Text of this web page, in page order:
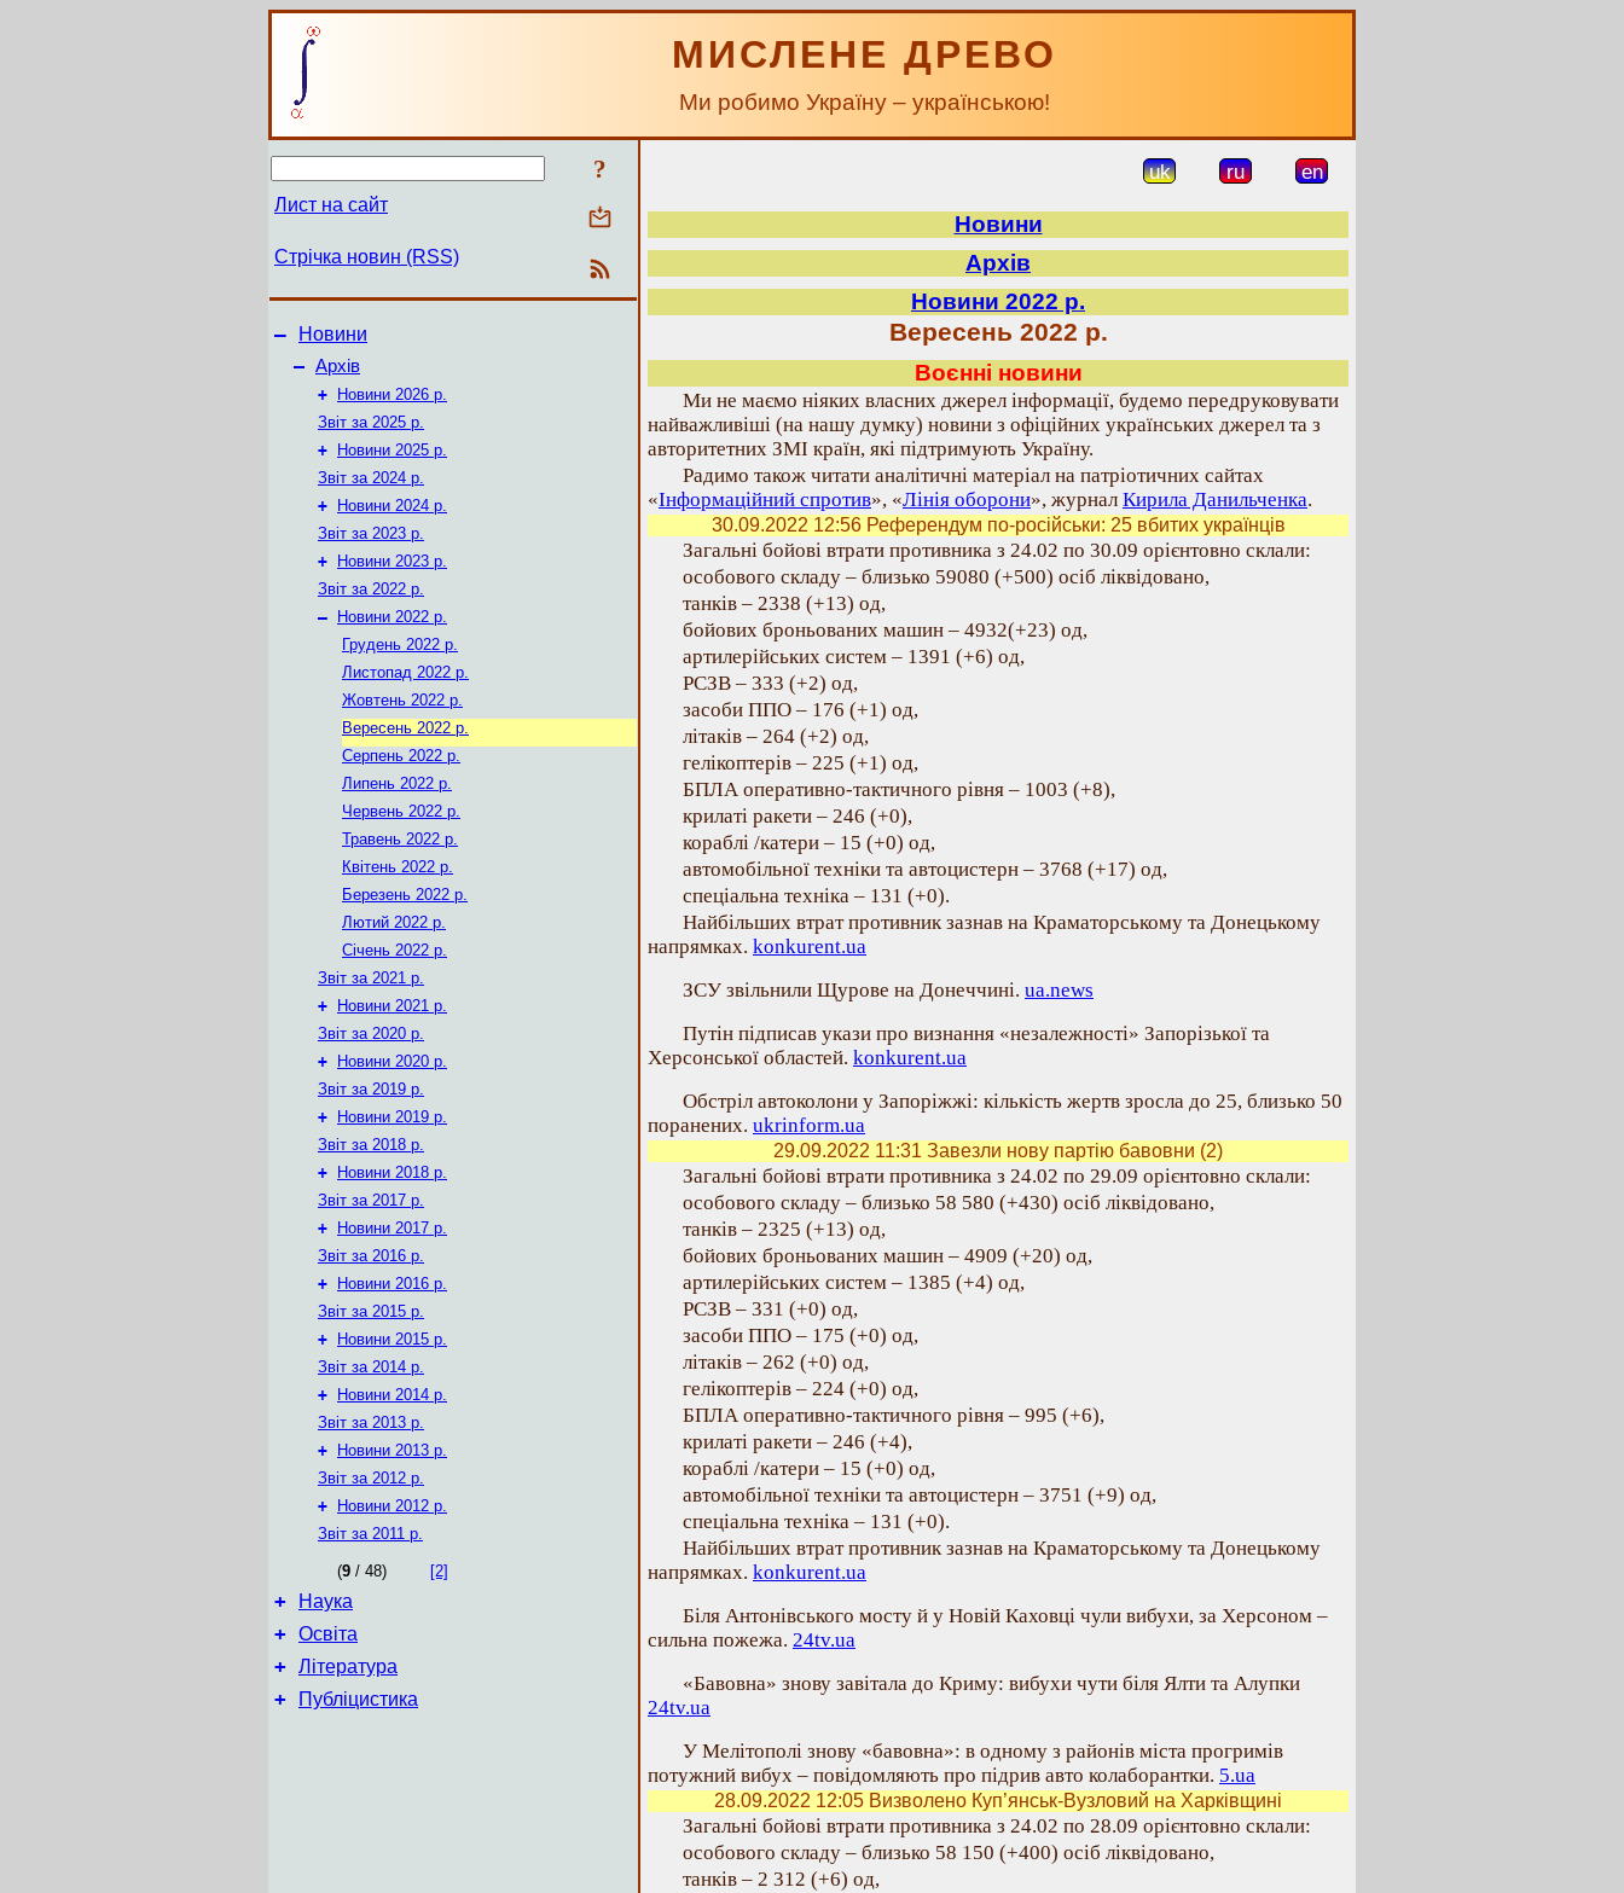
МИСЛЕНЕ ДРЕВО
Ми робимо Україну – українською!
?
Лист на сайт
Стрічка новин (RSS)
–
Новини
– Архів
+
Новини 2026 р.
Звіт за 2025 р.
+
Новини 2025 р.
Звіт за 2024 р.
+
Новини 2024 р.
Звіт за 2023 р.
+
Новини 2023 р.
Звіт за 2022 р.
–
Новини 2022 р.
Грудень 2022 р.
Листопад 2022 р.
Жовтень 2022 р.
Вересень 2022 р.
Серпень 2022 р.
Липень 2022 р.
Червень 2022 р.
Травень 2022 р.
Квітень 2022 р.
Березень 2022 р.
Лютий 2022 р.
Січень 2022 р.
Звіт за 2021 р.
+
Новини 2021 р.
Звіт за 2020 р.
+
Новини 2020 р.
Звіт за 2019 р.
+
Новини 2019 р.
Звіт за 2018 р.
+
Новини 2018 р.
Звіт за 2017 р.
+
Новини 2017 р.
Звіт за 2016 р.
+
Новини 2016 р.
Звіт за 2015 р.
+
Новини 2015 р.
Звіт за 2014 р.
+
Новини 2014 р.
Звіт за 2013 р.
+
Новини 2013 р.
Звіт за 2012 р.
+
Новини 2012 р.
Звіт за 2011 р.
(9 / 48) [2]
+ Наука
+ Освіта
+ Література
+ Публіцистика
uk ru en
Новини
Архів
Новини 2022 р.
Вересень 2022 р.
Воєнні новини
Ми не маємо ніяких власних джерел інформації, будемо передруковувати
найважливіші (на нашу думку) новини з офіційних українських джерел та з
авторитетних ЗМІ країн, які підтримують Україну.
Радимо також читати аналітичні матеріал на патріотичних сайтах
«Інформаційний спротив», «Лінія оборони», журнал Кирила Данильченка.
30.09.2022 12:56Референдум по-російськи: 25 вбитих українців
Загальні бойові втрати противника з 24.02 по 30.09 орієнтовно склали:
особового складу ‒ близько 59080 (+500) осіб ліквідовано,
танків ‒ 2338 (+13) од,
бойових броньованих машин ‒ 4932(+23) од,
артилерійських систем – 1391 (+6) од,
РСЗВ – 333 (+2) од,
засоби ППО ‒ 176 (+1) од,
літаків – 264 (+2) од,
гелікоптерів – 225 (+1) од,
БПЛА оперативно-тактичного рівня – 1003 (+8),
крилаті ракети ‒ 246 (+0),
кораблі /катери ‒ 15 (+0) од,
автомобільної техніки та автоцистерн – 3768 (+17) од,
спеціальна техніка ‒ 131 (+0).
Найбільших втрат противник зазнав на Краматорському та Донецькому
напрямках. konkurent.ua
ЗСУ звільнили Щурове на Донеччині. ua.news
Путін підписав укази про визнання «незалежності» Запорізької та
Херсонської областей. konkurent.ua
Обстріл автоколони у Запоріжжі: кількість жертв зросла до 25, близько 50
поранених. ukrinform.ua
29.09.2022 11:31 Завезли нову партію бавовни (2)
Загальні бойові втрати противника з 24.02 по 29.09 орієнтовно склали:
особового складу ‒ близько 58 580 (+430) осіб ліквідовано,
танків ‒ 2325 (+13) од,
бойових броньованих машин ‒ 4909 (+20) од,
артилерійських систем – 1385 (+4) од,
РСЗВ – 331 (+0) од,
засоби ППО ‒ 175 (+0) од,
літаків – 262 (+0) од,
гелікоптерів – 224 (+0) од,
БПЛА оперативно-тактичного рівня – 995 (+6),
крилаті ракети ‒ 246 (+4),
кораблі /катери ‒ 15 (+0) од,
автомобільної техніки та автоцистерн – 3751 (+9) од,
спеціальна техніка ‒ 131 (+0).
Найбільших втрат противник зазнав на Краматорському та Донецькому
напрямках. konkurent.ua
Біля Антонівського мосту й у Новій Каховці чули вибухи, за Херсоном –
сильна пожежа. 24tv.ua
«Бавовна» знову завітала до Криму: вибухи чути біля Ялти та Алупки
24tv.ua
У Мелітополі знову «бавовна»: в одному з районів міста прогримів
потужний вибух – повідомляють про підрив авто колаборантки. 5.ua
28.09.2022 12:05 Визволено Куп’янськ-Вузловий на Харківщині
Загальні бойові втрати противника з 24.02 по 28.09 орієнтовно склали:
особового складу ‒ близько 58 150 (+400) осіб ліквідовано,
танків ‒ 2 312 (+6) од,